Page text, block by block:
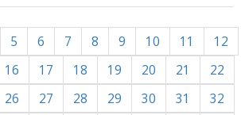
5 6 7 8 9 10 11
12
16 17 18 19 20 21
22
26 27 28 29 30 31
32